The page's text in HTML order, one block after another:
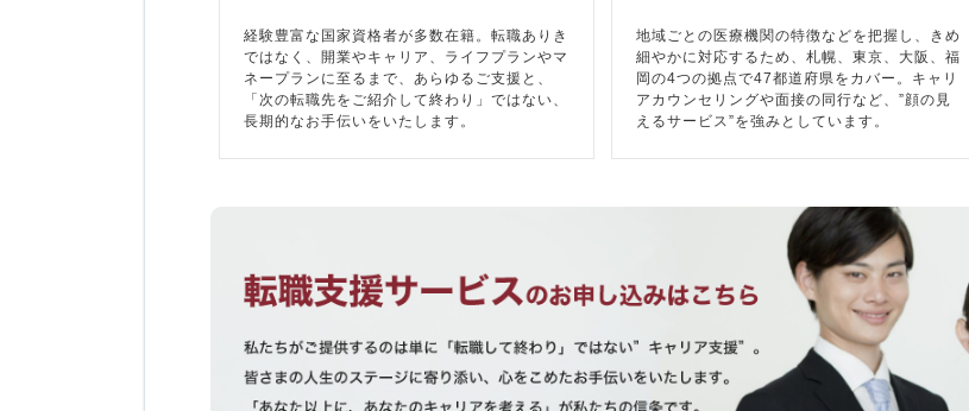
経験豊富な国家資格者が多数在籍。転職ありき
ではなく、開業やキャリア、ライフプランやマ
ネープランに至るまで、あらゆるご支援と、
「次の転職先をご紹介して終わり」ではない、
長期的なお手伝いをいたします。
地域ごとの医療機関の特徴などを把握し、きめ
細やかに対応するため、札幌、東京、大阪、福
岡の4つの拠点で47都道府県をカバー。キャリ
アカウンセリングや面接の同行など、”顔の見
えるサービス”を強みとしています。